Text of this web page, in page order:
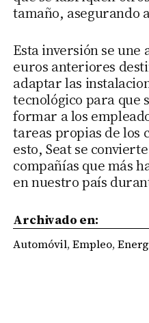
tamaño, asegurando
Esta inversión se une
euros anteriores
adaptar las
tecnológico para que
formar a los
tareas propias de los
esto, Seat se
compañías que más
en nuestro país
Archivado en:
Automóvil,Empleo,